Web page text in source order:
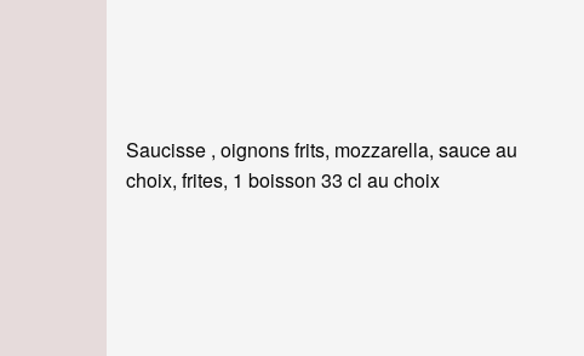
Saucisse , oignons frits, mozzarella, sauce au
choix, frites, 1 boisson 33 cl au choix